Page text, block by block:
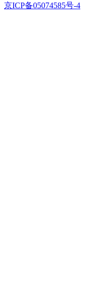
京ICP备05074585号-4